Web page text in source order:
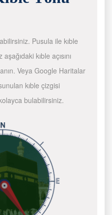
Pusula ile kıble
kıble açısını
Veya Google Haritalar
kıble çizgisi
bulabilirsiniz.